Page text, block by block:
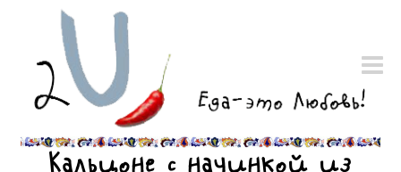
Кальцоне с начинкой из